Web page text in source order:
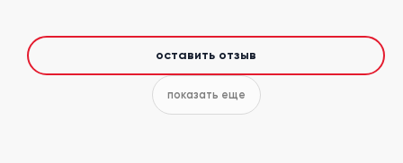
показать еще
оставить отзыв